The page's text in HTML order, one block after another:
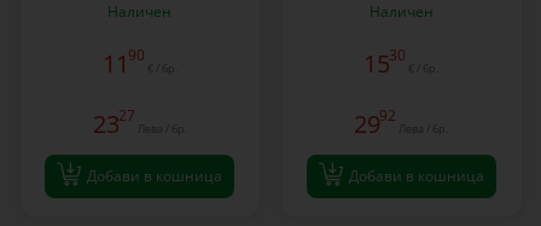
Наличен
11 90
€ / бр.
2327
Лева / бр.
Добави в кошница
Наличен
1530
€ / бр.
2992
Лева / бр.
Добави в кошница